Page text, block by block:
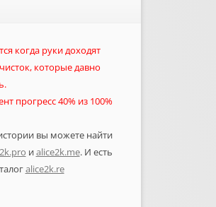
когда руки доходят
которые давно
прогресс 40% из 100%
вы можете найти
иalice2k.me. И есть
alice2k.re